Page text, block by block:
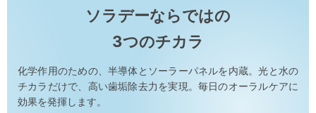
ソラデーならではの
3つのチカラ
化学作用のための、半導体とソーラーパネルを内蔵。光と水の
チカラだけで、高い歯垢除去力を実現。毎日のオーラルケアに
効果を発揮します。